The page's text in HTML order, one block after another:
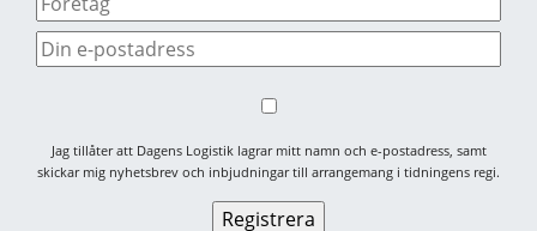
Jag tillåter att Dagens Logistik lagrar mitt namn och e-postadress, samt
skickar mig nyhetsbrev och inbjudningar till arrangemang i tidningens regi.